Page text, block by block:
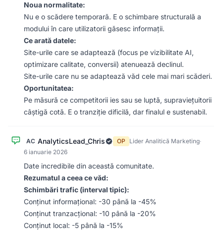
Noua normalitate:
Nu e o scădere temporară. E o schimbare structurală a
modului în care utilizatorii găsesc informații.
Ce arată datele:
Site-urile care se adaptează (focus pe vizibilitate AI,
optimizare calitate, conversii) atenuează declinul.
Site-urile care nu se adaptează văd cele mai mari scăderi.
Oportunitatea:
Pe măsură ce competitorii ies sau se luptă, supraviețuitorii
câștigă cotă. E o tranziție dificilă, dar finalul e sustenabil.
AC AnalyticsLead_Chris OP Lider Analitică Marketing·
6 ianuarie 2026
Date incredibile din această comunitate.
Rezumatul a ceea ce văd:
Schimbări trafic (interval tipic):
Conținut informațional: -30 până la -45%
Conținut tranzacțional: -10 până la -20%
Conținut local: -5 până la -15%